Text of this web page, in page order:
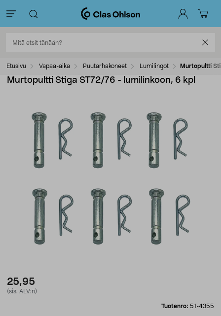
Etusivu Vapaa-aika Puutarhakoneet Lumilingot Murtopultti
Murtopultti Stiga ST72/76 - lumilinkoon, 6 kpl
25,95
(sis. ALV:n)
Tuotenro: 51-4355